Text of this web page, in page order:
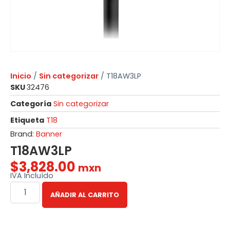
Inicio / Sin categorizar / T18AW3LP
SKU32476
Categoría Sin categorizar
Etiqueta T18
Brand: Banner
T18AW3LP
$3,828.00 mxn
IVA Incluído
AÑADIR AL CARRITO